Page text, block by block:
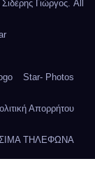
Γιώργος. All
Star- Photos
Απορρήτου
ΤΗΛΕΦΩΝΑ